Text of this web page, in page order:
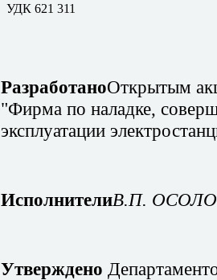
УДК 621 311
РазработаноОткрытым
"Фирма по наладке,
эксплуатации
ИсполнителиВ.П.
Утверждено